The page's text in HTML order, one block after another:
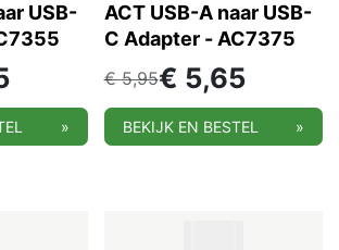
USB-
»
ACT USB-A naar USB-
C Adapter - AC7375
€5,95€ 5,65
BEKIJK EN BESTEL »